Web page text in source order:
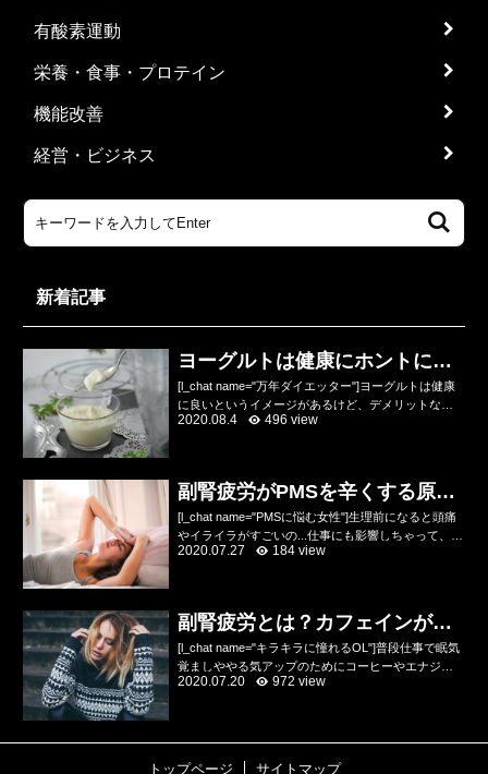
有酸素運動
栄養・食事・プロテイン
機能改善
経営・ビジネス
新着記事
ヨーグルトは健康にホントにい
いのかデメリットを解説
[l_chat name="万年ダイエッター"]ヨーグルトは健康
に良いというイメージがあるけど、デメリットなん
てあるの？乳酸菌やビフィズス菌が入っていて便秘
2020.08.4 496 view
副腎疲労がPMSを辛くする原因
をトレーナーが解説
[l_chat name="PMSに悩む女性"]生理前になると頭痛
やイライラがすごいの...仕事にも影響しちゃって、ひ
どい時は会社を休んじゃうの...どうにか改善したいん
2020.07.27 184 view
副腎疲労とは？カフェインが悪
化させる原因！？
[l_chat name="キラキラに憧れるOL"]普段仕事で眠気
覚ましややる気アップのためにコーヒーやエナジー
ドリンクを飲んでるけど、デメリットもために耳に
2020.07.20 972 view
トップページ サイトマップ